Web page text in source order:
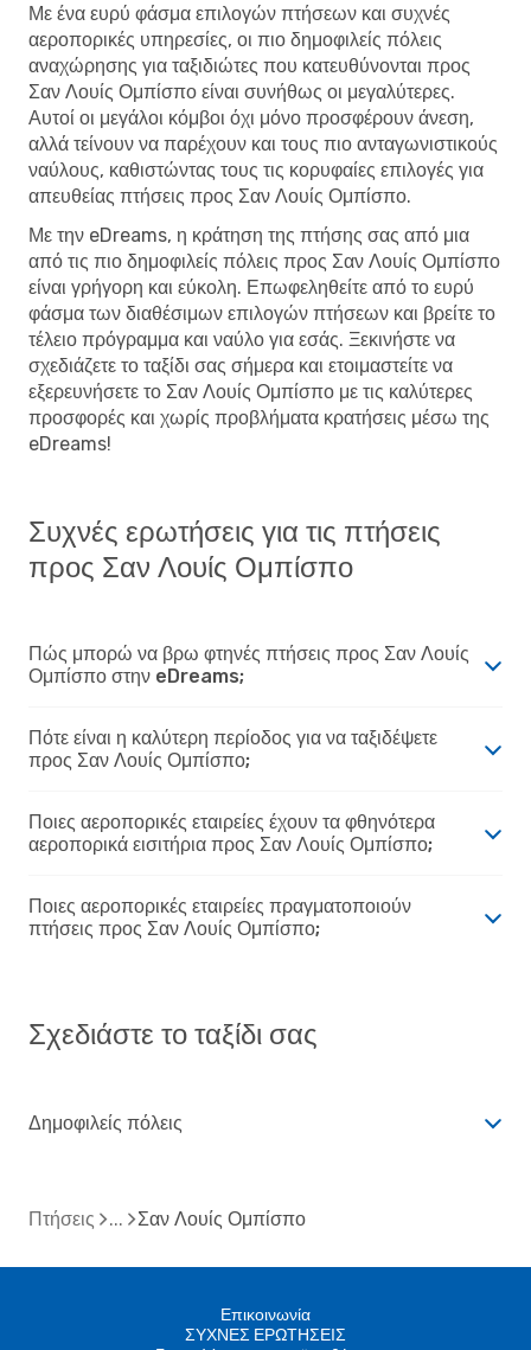
Με ένα ευρύ φάσμα επιλογών πτήσεων και συχνές
αεροπορικές υπηρεσίες, οι πιο δημοφιλείς πόλεις
αναχώρησης για ταξιδιώτες που κατευθύνονται προς
Σαν Λουίς Ομπίσπο είναι συνήθως οι μεγαλύτερες.
Αυτοί οι μεγάλοι κόμβοι όχι μόνο προσφέρουν άνεση,
αλλά τείνουν να παρέχουν και τους πιο ανταγωνιστικούς
ναύλους, καθιστώντας τους τις κορυφαίες επιλογές για
απευθείας πτήσεις προς Σαν Λουίς Ομπίσπο.
Με την eDreams, η κράτηση της πτήσης σας από μια
από τις πιο δημοφιλείς πόλεις προς Σαν Λουίς Ομπίσπο
είναι γρήγορη και εύκολη. Επωφεληθείτε από το ευρύ
φάσμα των διαθέσιμων επιλογών πτήσεων και βρείτε το
τέλειο πρόγραμμα και ναύλο για εσάς. Ξεκινήστε να
σχεδιάζετε το ταξίδι σας σήμερα και ετοιμαστείτε να
εξερευνήσετε το Σαν Λουίς Ομπίσπο με τις καλύτερες
προσφορές και χωρίς προβλήματα κρατήσεις μέσω της
eDreams!
Συχνές ερωτήσεις για τις πτήσεις
προς Σαν Λουίς Ομπίσπο
Πώς μπορώ να βρω φτηνές πτήσεις προς Σαν Λουίς
Ομπίσπο στην eDreams;
Πότε είναι η καλύτερη περίοδος για να ταξιδέψετε
προς Σαν Λουίς Ομπίσπο;
Ποιες αεροπορικές εταιρείες έχουν τα φθηνότερα
αεροπορικά εισιτήρια προς Σαν Λουίς Ομπίσπο;
Ποιες αεροπορικές εταιρείες πραγματοποιούν
πτήσεις προς Σαν Λουίς Ομπίσπο;
Σχεδιάστε το ταξίδι σας
Δημοφιλείς πόλεις
Πτήσεις Σαν Λουίς Ομπίσπο
Επικοινωνία
ΣΥΧΝΕΣ ΕΡΩΤΗΣΕΙΣ